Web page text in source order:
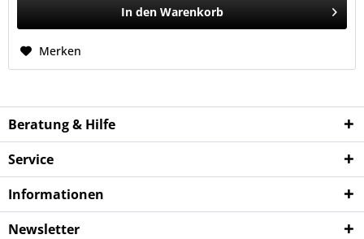
In den Warenkorb
Merken
Beratung & Hilfe
Service
Informationen
Newsletter